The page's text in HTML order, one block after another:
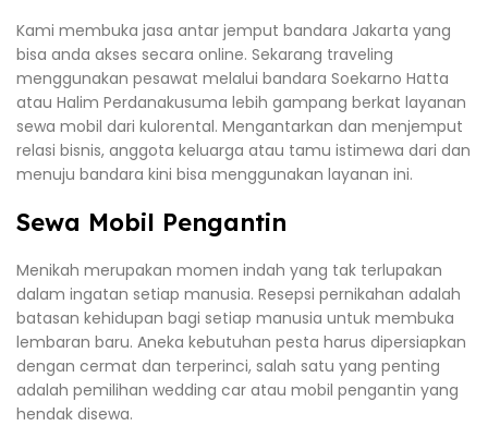
Kami membuka jasa antar jemput bandara Jakarta yang
bisa anda akses secara online. Sekarang traveling
menggunakan pesawat melalui bandara Soekarno Hatta
atau Halim Perdanakusuma lebih gampang berkat layanan
sewa mobil dari kulorental. Mengantarkan dan menjemput
relasi bisnis, anggota keluarga atau tamu istimewa dari dan
menuju bandara kini bisa menggunakan layanan ini.
Sewa Mobil Pengantin
Menikah merupakan momen indah yang tak terlupakan
dalam ingatan setiap manusia. Resepsi pernikahan adalah
batasan kehidupan bagi setiap manusia untuk membuka
lembaran baru. Aneka kebutuhan pesta harus dipersiapkan
dengan cermat dan terperinci, salah satu yang penting
adalah pemilihan wedding car atau mobil pengantin yang
hendak disewa.